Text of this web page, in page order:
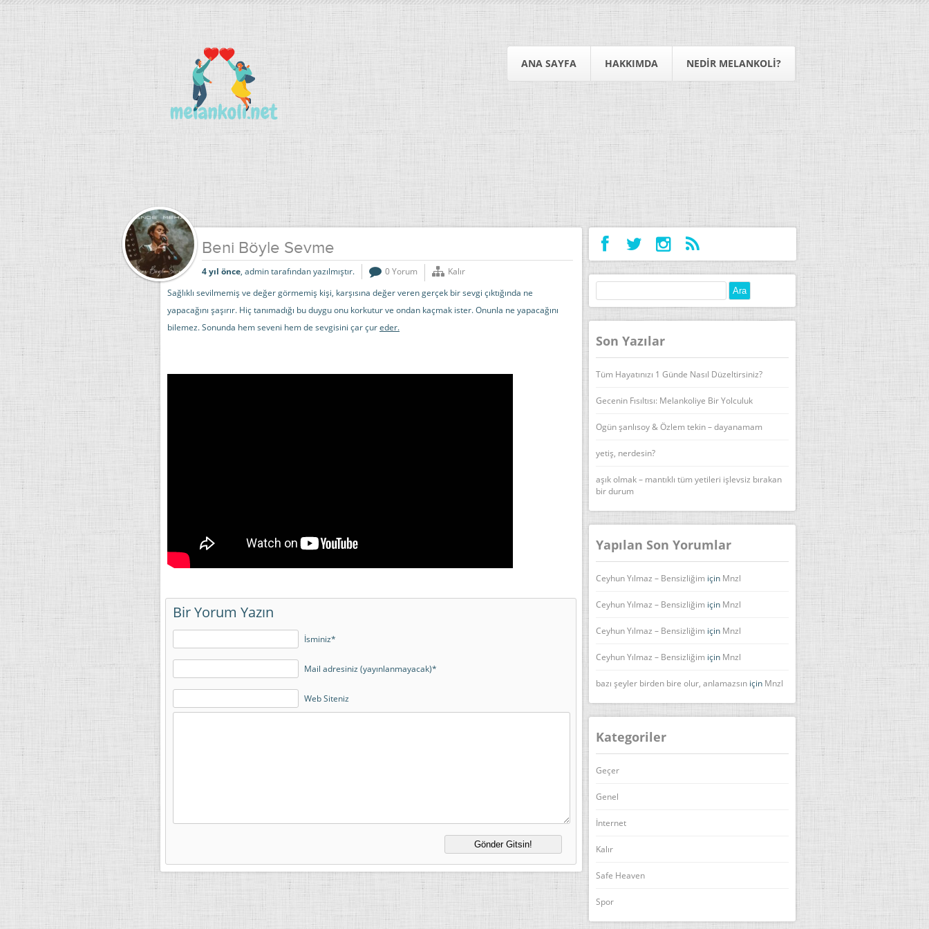
ANA SAYFA HAKKIMDA NEDIR MELANKOLI?
Beni Böyle Sevme
4 yıl önce, admin tarafından yazılmıştır. 0 Yorum
Kalır
Sağlıklı sevilmemiş ve değer görmemiş kişi, karşısına değer veren gerçek bir sevgi çıktığında ne
yapacağını şaşırır. Hiç tanımadığı bu duygu onu korkutur ve ondan kaçmak ister. Onunla ne yapacağını
bilemez. Sonunda hem seveni hem de sevgisini çar çureder.
Bir Yorum Yazın
İsminiz*
Mail adresiniz (yayınlanmayacak)*
Web Siteniz
Arama:
Son Yazılar
Tüm Hayatınızı 1 Günde Nasıl Düzeltirsiniz?
Gecenin Fısıltısı: Melankoliye Bir Yolculuk
Ogün şanlısoy & Özlem tekin – dayanamam
yetiş, nerdesin?
aşık olmak – mantıklı tüm yetileri işlevsiz bırakan
bir durum
Yapılan Son Yorumlar
Ceyhun Yılmaz – Bensizliğim için Mnzl
Ceyhun Yılmaz – Bensizliğim için Mnzl
Ceyhun Yılmaz – Bensizliğim için Mnzl
Ceyhun Yılmaz – Bensizliğim için Mnzl
bazı şeyler birden bire olur, anlamazsın için Mnzl
Kategoriler
Geçer
Genel
İnternet
Kalır
Safe Heaven
Spor